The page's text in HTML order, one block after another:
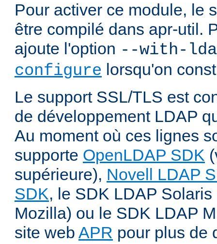
Pour activer ce module, le
être compilé dans apr-util.
ajoute l'option --with-
configure lorsqu'on
Le support SSL/TLS est
de développement LDAP
Au moment où ces lignes
supporte OpenLDAP SDK
supérieure), Novell LDAP
SDK, le SDK LDAP
Mozilla) ou le SDK LDAP
site web APR pour plus de